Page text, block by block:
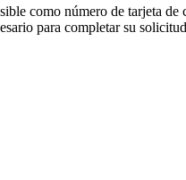
como número de tarjeta
para completar su